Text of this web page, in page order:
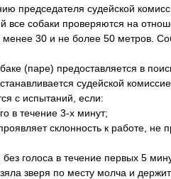
председателя судейской
собаки проверяются на
30 и не более 50 метров.
(паре) предоставляется в
судейской
с испытаний, если:
в течение 3-х минут;
склонность к работе, не
голоса в течение первых 5
зверя по месту молча и